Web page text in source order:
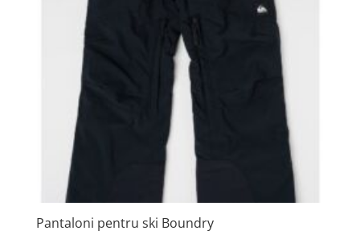
Pantaloni pentru ski Boundry